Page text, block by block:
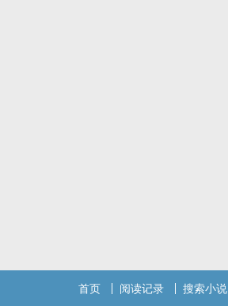
首页 阅读记录 搜索小说